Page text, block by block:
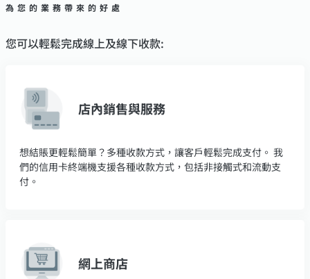
為您的業務帶來的好處
您可以輕鬆完成線上及線下收款:
店內銷售與服務
想結賬更輕鬆簡單？多種收款方式，讓客戶輕鬆完成支付。 我
們的信用卡終端機支援各種收款方式，包括非接觸式和流動支
付。
網上商店